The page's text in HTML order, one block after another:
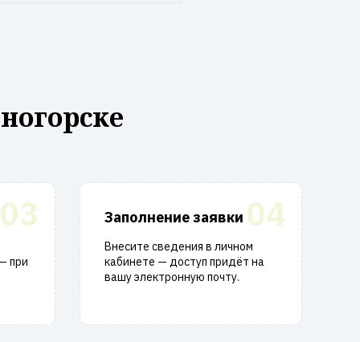
03
при
04
Заполнение заявки
Внесите сведения в личном
кабинете — доступ придёт на
вашу электронную почту.